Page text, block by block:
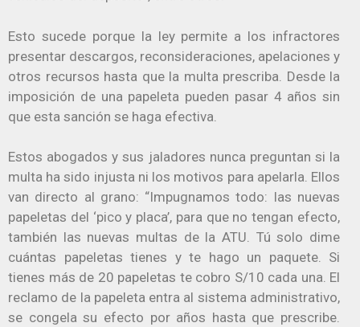
Esto sucede porque la ley permite a los infractores
presentar descargos, reconsideraciones, apelaciones y
otros recursos hasta que la multa prescriba. Desde la
imposición de una papeleta pueden pasar 4 años sin
que esta sanción se haga efectiva.
Estos abogados y sus jaladores nunca preguntan si la
multa ha sido injusta ni los motivos para apelarla. Ellos
van directo al grano: “Impugnamos todo: las nuevas
papeletas del ‘pico y placa’, para que no tengan efecto,
también las nuevas multas de la ATU. Tú solo dime
cuántas papeletas tienes y te hago un paquete. Si
tienes más de 20 papeletas te cobro S/10 cada una. El
reclamo de la papeleta entra al sistema administrativo,
se congela su efecto por años hasta que prescribe.